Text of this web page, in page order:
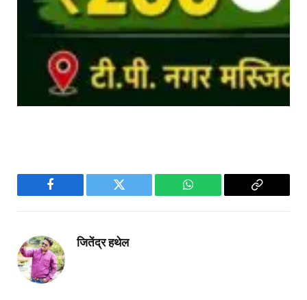
Facebook Twitter WhatsApp
Copy
जितेंद्र हथेल